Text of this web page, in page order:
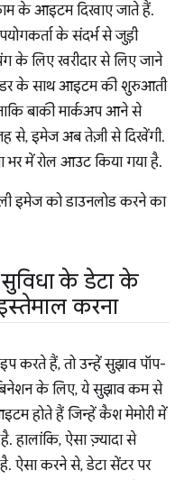
के आइटम दिखाए जाते हैं.
के संदर्भ से जुड़ी
के लिए खरीदार से लिए जाने
के साथ आइटम की शुरुआती
बाकी मार्कअप आने से
से, इमेज अब तेज़ी से दिखेंगी.
भर में रोल आउट किया गया है.
इमेज को डाउनलोड करने का
के डेटा के
करना
करते हैं, तो उन्हें सुझाव पॉप-
के लिए, ये सुझाव कम से
होते हैं जिन्हें कैश मेमोरी में
हालांकि, ऐसा ज़्यादा से
ऐसा करने से, डेटा सेंटर पर